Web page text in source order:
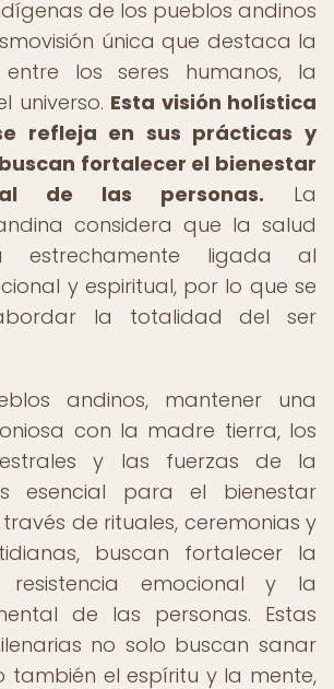
de los pueblos andinos
única que destaca la
entre los seres humanos, la
universo. Esta visión holística
refleja en sus prácticas y
fortalecer el bienestar
de las personas. La
considera que la salud
estrechamente ligada al
y espiritual, por lo que se
la totalidad del ser
andinos, mantener una
con la madre tierra, los
y las fuerzas de la
esencial para el bienestar
de rituales, ceremonias y
buscan fortalecer la
emocional y la
de las personas. Estas
no solo buscan sanar
también el espíritu y la mente,